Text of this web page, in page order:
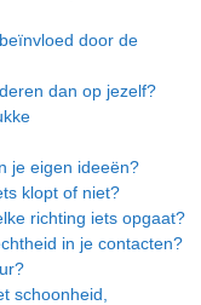
door de
dan op jezelf?
je eigen ideeën?
klopt of niet?
richting iets opgaat?
in je contacten?
schoonheid,